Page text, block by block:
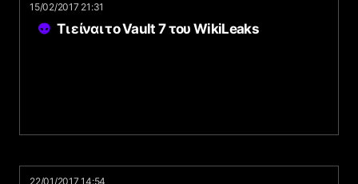
15/02/2017 21:31
Τι είναι το Vault 7 του WikiLeaks
22/01/2017 14:54